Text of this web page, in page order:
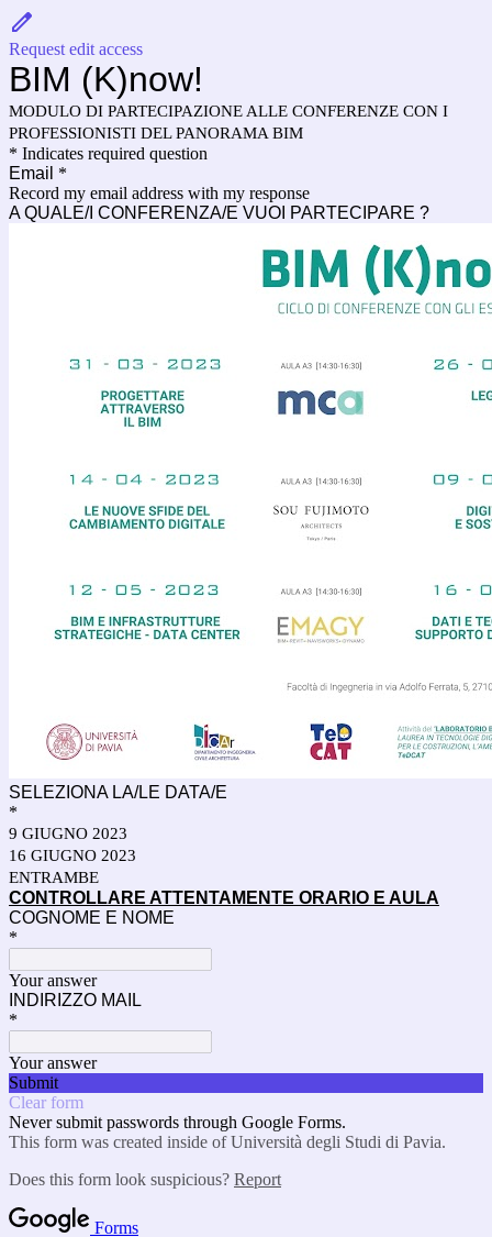
Request edit access
BIM (K)now!
MODULO DI PARTECIPAZIONE ALLE CONFERENZE CON I
PROFESSIONISTI DEL PANORAMA BIM
* Indicates required question
Email *
Record my email address with my response
A QUALE/I CONFERENZA/E VUOI PARTECIPARE ?
SELEZIONA LA/LE DATA/E
*
9 GIUGNO 2023
16 GIUGNO 2023
ENTRAMBE
CONTROLLARE ATTENTAMENTE ORARIO E AULA
COGNOME E NOME
*
Your answer
INDIRIZZO MAIL
*
Your answer
Submit
Clear form
Never submit passwords through Google Forms.
This form was created inside of Università degli Studi di Pavia.
Does this form look suspicious? Report
Forms